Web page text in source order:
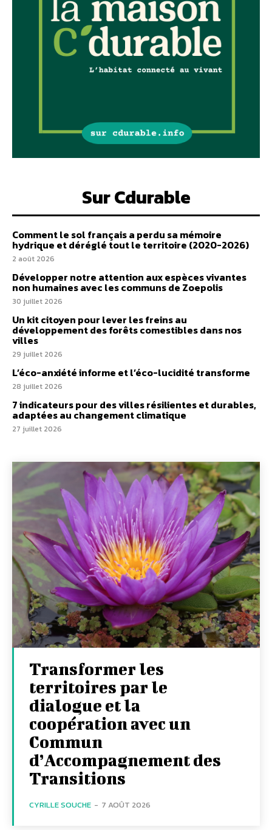
Sur Cdurable
Comment le sol français a perdu sa mémoire
hydrique et déréglé tout le territoire (2020-2026)
2 août 2026
Développer notre attention aux espèces vivantes
non humaines avec les communs de Zoepolis
30 juillet 2026
Un kit citoyen pour lever les freins au
développement des forêts comestibles dans nos
villes
29 juillet 2026
L’éco-anxiété informe et l’éco-lucidité transforme
28 juillet 2026
7 indicateurs pour des villes résilientes et durables,
adaptées au changement climatique
27 juillet 2026
Transformer les
territoires par le
dialogue et la
coopération avec un
Commun
d’Accompagnement des
Transitions
CYRILLE SOUCHE - 7 AOÛT 2026